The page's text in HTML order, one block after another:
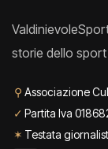
storie dello
⚲ Associazione
✓ Partita Iva
✶ Testata